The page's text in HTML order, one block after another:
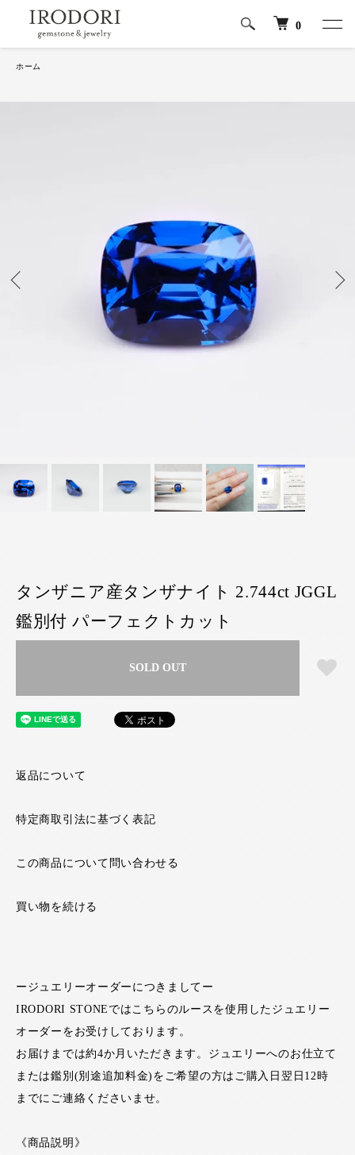
0
ホーム
タンザニア産タンザナイト 2.744ct JGGL
鑑別付 パーフェクトカット
SOLD OUT
返品について
特定商取引法に基づく表記
この商品について問い合わせる
買い物を続ける
ージュエリーオーダーにつきましてー
IRODORI STONEではこちらのルースを使用したジュエリー
オーダーをお受けしております。
お届けまでは約4か月いただきます。ジュエリーへのお仕立て
または鑑別(別途追加料金)をご希望の方はご購入日翌日12時
までにご連絡くださいませ。
《商品説明》